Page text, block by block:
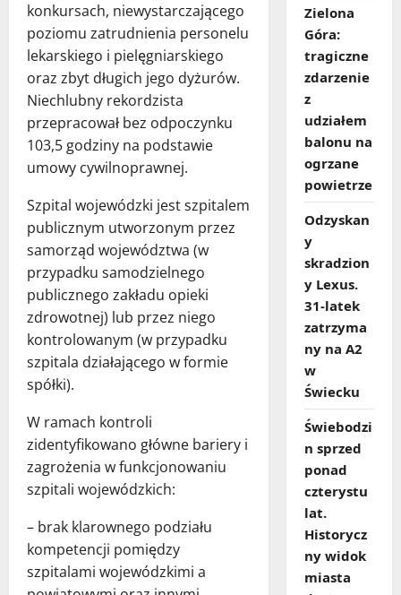
konkursach, niewystarczającego
poziomu zatrudnienia personelu
lekarskiego i pielęgniarskiego
oraz zbyt długich jego dyżurów.
Niechlubny rekordzista
przepracował bez odpoczynku
103,5 godziny na podstawie
umowy cywilnoprawnej.
Szpital wojewódzki jest szpitalem
publicznym utworzonym przez
samorząd województwa (w
przypadku samodzielnego
publicznego zakładu opieki
zdrowotnej) lub przez niego
kontrolowanym (w przypadku
szpitala działającego w formie
spółki).
W ramach kontroli
zidentyfikowano główne bariery i
zagrożenia w funkcjonowaniu
szpitali wojewódzkich:
– brak klarownego podziału
kompetencji pomiędzy
szpitalami wojewódzkimi a
Zielona
Góra:
tragiczne
zdarzenie
z
udziałem
balonu na
ogrzane
powietrze
Odzyskan
y
skradzion
y Lexus.
31‑latek
zatrzyma
ny na A2
w
Świecku
Świebodzi
n sprzed
ponad
czterystu
lat.
Historycz
ny widok
miasta